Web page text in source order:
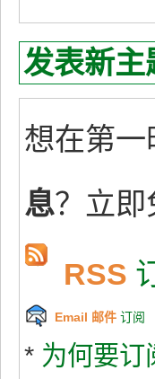
发表新主
想在第一
息？立即
RSS
Email 邮件 订阅
* 为何要订